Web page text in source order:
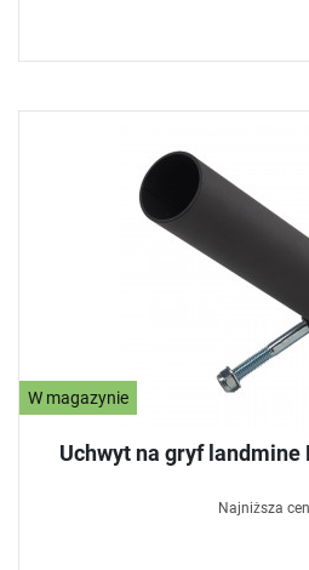
W magazynie
Uchwyt na gryf landmine
Najniższa